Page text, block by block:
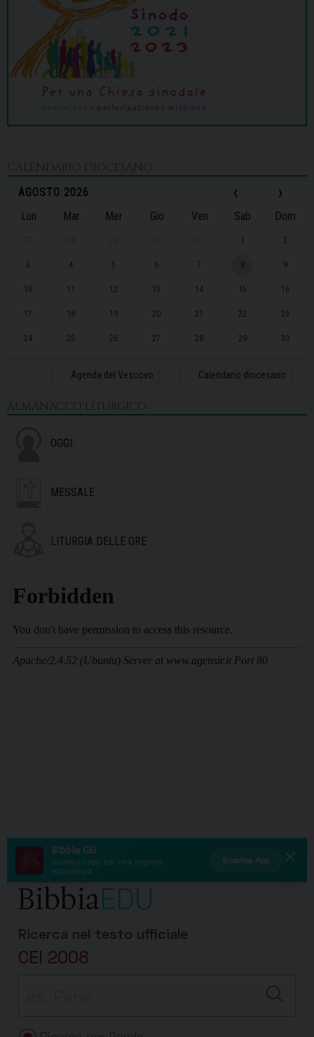
CALENDARIO DIOCESANO
‹
AGOSTO 2026 ›
Lun Mar Mer Gio Ven Sab Dom
1 2
3 4 5 6 7 8 9
10 11 12 13 14 15 16
17 18 19 20 21 22 23
24 25 26 27 28 29 30
Agenda del Vescovo Calendario diocesano
ALMANACCO LITURGICO
OGGI:
MESSALE
LITURGIA DELLE ORE